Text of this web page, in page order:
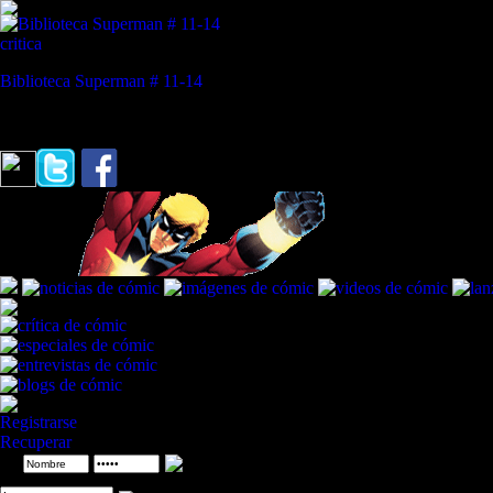
critica
Biblioteca Superman # 11-14
Registrarse
Recuperar